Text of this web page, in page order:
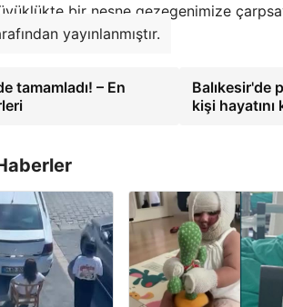
bir nesne gezegenimize
yayınlanmıştır.
tamamladı! – En
Balıkesir'de
kişi